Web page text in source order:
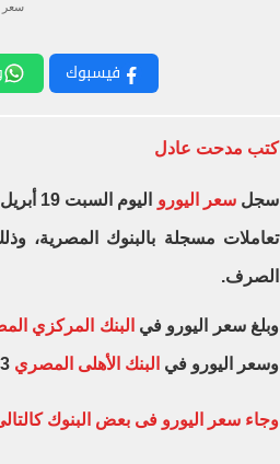
سعر
فيسبوك
كتب مدحت عادل
سجلسعر اليورو
تعاملات مسجلة بالبنوك المصرية،
الصرف.
وبلغ سعر اليورو في البنك المركزي
وسعر اليورو في البنك الأهلى المصري
وجاء سعر اليورو فى بعض البنوك